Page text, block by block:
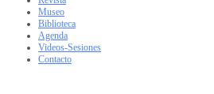
Museo
Biblioteca
Agenda
Videos-Sesiones
Contacto